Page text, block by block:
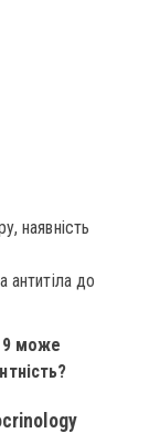
наявність
антитіла до
може